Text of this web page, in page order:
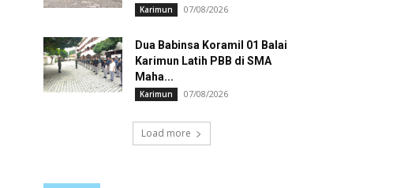
Karimun 07/08/2026
Dua Babinsa Koramil 01 Balai
Karimun Latih PBB di SMA
Maha...
Karimun 07/08/2026
Load more